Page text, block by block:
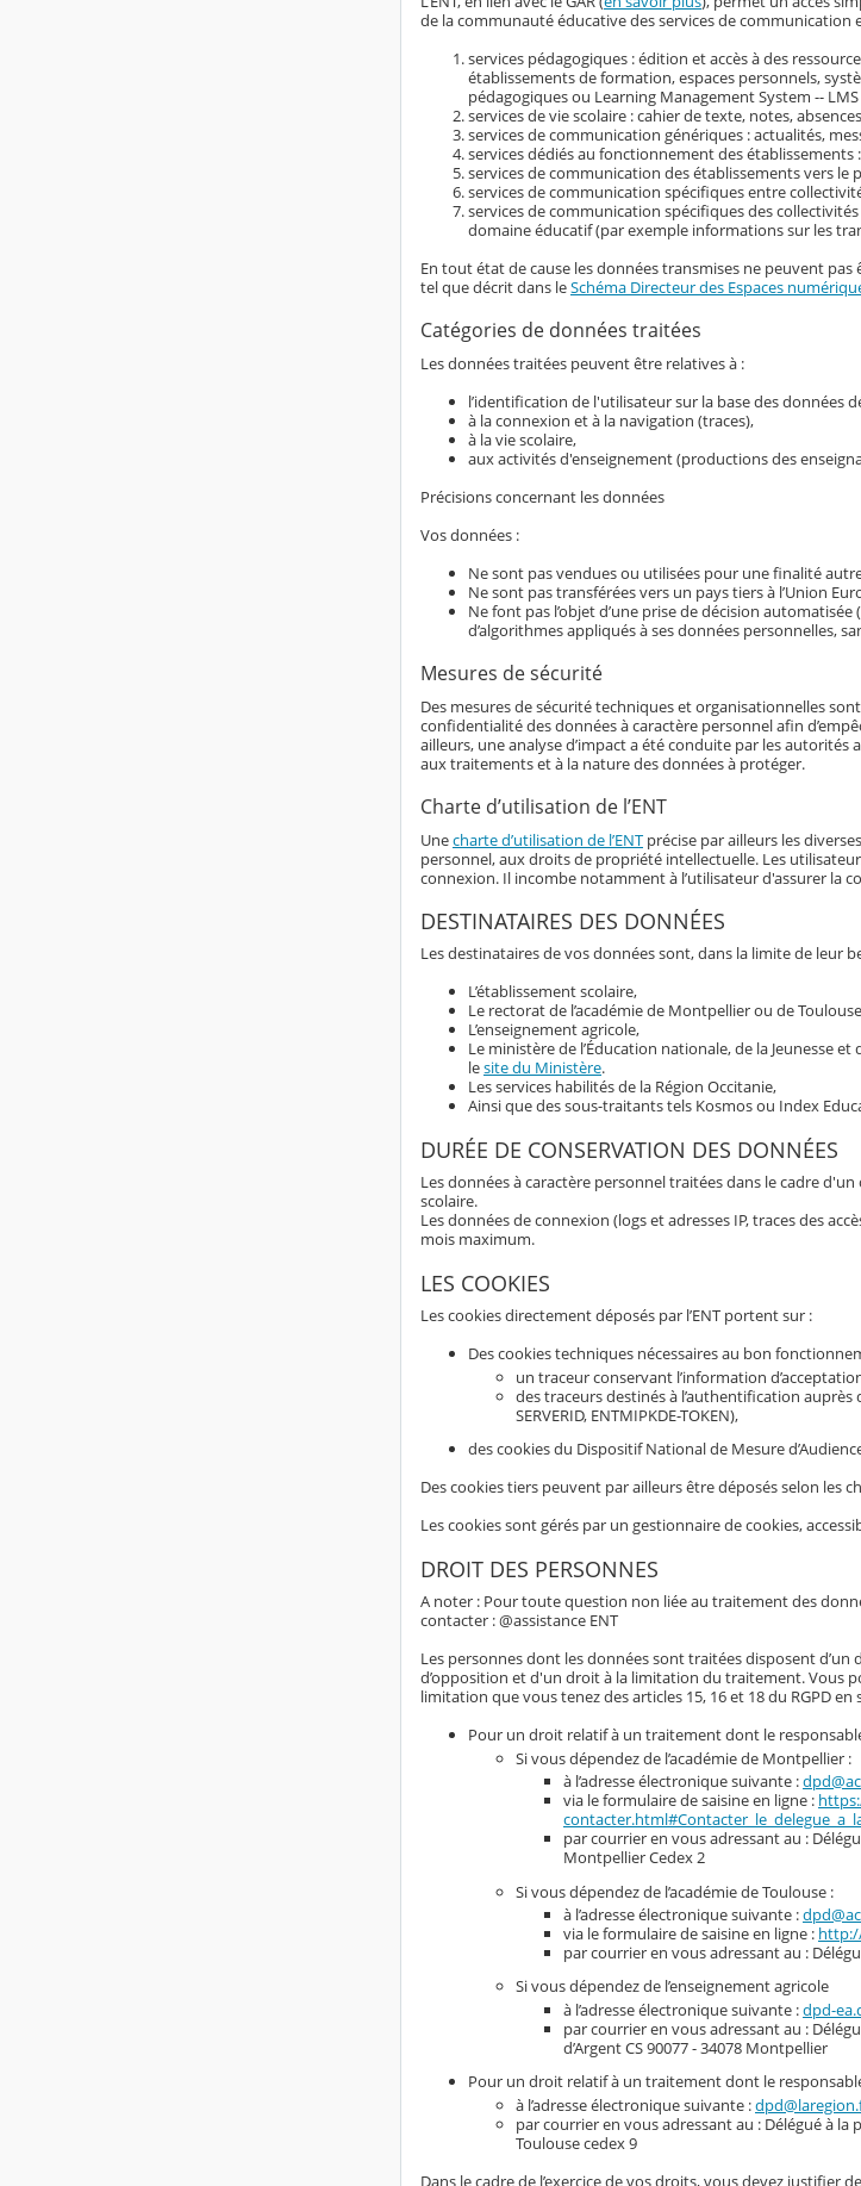
de la communauté éducative des services de communication
services pédagogiques : édition et accès à des
établissements de formation, espaces personnels,
pédagogiques ou Learning Management System --
services de vie scolaire : cahier de texte, notes,
services de communication génériques : actualités,
services dédiés au fonctionnement des
services de communication des établissements vers le
services de communication spécifiques entre
services de communication spécifiques des
domaine éducatif (par exemple informations sur les
En tout état de cause les données transmises ne peuvent
tel que décrit dans leSchéma Directeur des Espaces
Catégories de données traitées
Les données traitées peuvent être relatives à :
l’identification de l'utilisateur sur la base des données
à la connexion et à la navigation (traces),
à la vie scolaire,
aux activités d'enseignement (productions des
Précisions concernant les données
Vos données :
Ne sont pas vendues ou utilisées pour une finalité
Ne sont pas transférées vers un pays tiers à l’Union
Ne font pas l’objet d’une prise de décision
d’algorithmes appliqués à ses données personnelles,
Mesures de sécurité
Des mesures de sécurité techniques et organisationnelles
confidentialité des données à caractère personnel afin
ailleurs, une analyse d’impact a été conduite par les
aux traitements et à la nature des données à protéger.
Charte d’utilisation de l’ENT
Unecharte d’utilisation de l’ENT précise par ailleurs les
personnel, aux droits de propriété intellectuelle. Les
connexion. Il incombe notamment à l’utilisateur d'assurer la
DESTINATAIRES DES DONNÉES
Les destinataires de vos données sont, dans la limite de leur
L’établissement scolaire,
Le rectorat de l’académie de Montpellier ou de
L’enseignement agricole,
Le ministère de l’Éducation nationale, de la Jeunesse
lesite du Ministère.
Les services habilités de la Région Occitanie,
Ainsi que des sous-traitants tels Kosmos ou Index
DURÉE DE CONSERVATION DES DONNÉES
Les données à caractère personnel traitées dans le cadre
scolaire.
Les données de connexion (logs et adresses IP, traces des
mois maximum.
LES COOKIES
Les cookies directement déposés par l’ENT portent sur :
Des cookies techniques nécessaires au bon
un traceur conservant l’information
des traceurs destinés à l’authentification auprès
SERVERID, ENTMIPKDE-TOKEN),
des cookies du Dispositif National de Mesure
Des cookies tiers peuvent par ailleurs être déposés selon
Les cookies sont gérés par un gestionnaire de cookies,
DROIT DES PERSONNES
A noter : Pour toute question non liée au traitement des
contacter : @assistance ENT
Les personnes dont les données sont traitées disposent d’un
d’opposition et d'un droit à la limitation du traitement. Vous
limitation que vous tenez des articles 15, 16 et 18 du RGPD
Pour un droit relatif à un traitement dont le
Si vous dépendez de l’académie de Montpellier :
à l’adresse électronique suivante :
via le formulaire de saisine en ligne :
par courrier en vous adressant au :
Montpellier Cedex 2
Si vous dépendez de l’académie de Toulouse :
à l’adresse électronique suivante :
via le formulaire de saisine en ligne :
par courrier en vous adressant au :
Si vous dépendez de l’enseignement agricole
à l’adresse électronique suivante :dpd-
par courrier en vous adressant au :
d’Argent CS 90077 - 34078 Montpellier
Pour un droit relatif à un traitement dont le
à l’adresse électronique suivante :
par courrier en vous adressant au : Délégué à
Toulouse cedex 9
Dans le cadre de l’exercice de vos droits, vous devez